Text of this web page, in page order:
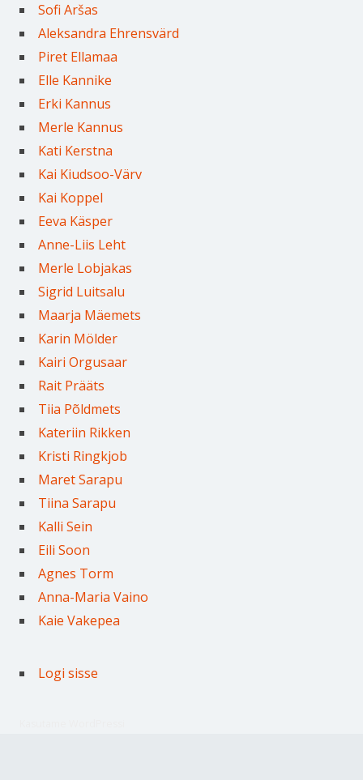
Sofi Aršas
Aleksandra Ehrensvärd
Piret Ellamaa
Elle Kannike
Erki Kannus
Merle Kannus
Kati Kerstna
Kai Kiudsoo-Värv
Kai Koppel
Eeva Käsper
Anne-Liis Leht
Merle Lobjakas
Sigrid Luitsalu
Maarja Mäemets
Karin Mölder
Kairi Orgusaar
Rait Prääts
Tiia Põldmets
Kateriin Rikken
Kristi Ringkjob
Maret Sarapu
Tiina Sarapu
Kalli Sein
Eili Soon
Agnes Torm
Anna-Maria Vaino
Kaie Vakepea
Logi sisse